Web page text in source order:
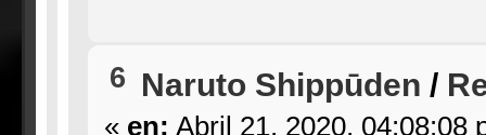
6 Naruto Shippūden /
« en: Abril 21, 2020, 04:08:08